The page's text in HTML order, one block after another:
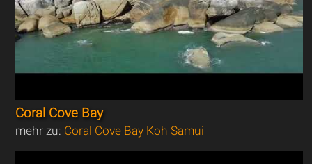
Coral Cove Bay
mehr zu: Coral Cove Bay Koh Samui